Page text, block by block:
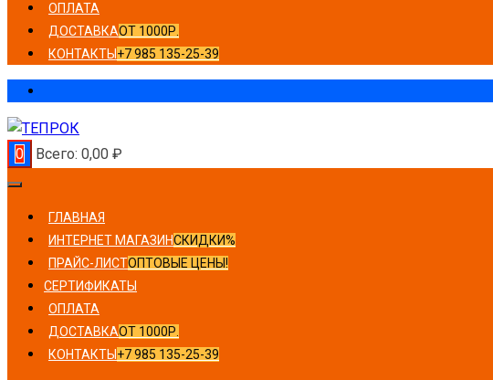
ОПЛАТА
ДОСТАВКАОТ 1000Р.
КОНТАКТЫ +7 985 135-25-39
0 Всего: 0,00 ₽
ГЛАВНАЯ
ИНТЕРНЕТ МАГАЗИНСКИДКИ%
ПРАЙС-ЛИСТОПТОВЫЕ ЦЕНЫ!
СЕРТИФИКАТЫ
ОПЛАТА
ДОСТАВКАОТ 1000Р.
КОНТАКТЫ +7 985 135-25-39